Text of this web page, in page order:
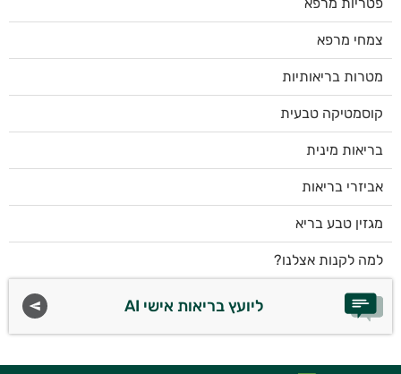
צמחי מרפא
מטרות בריאותיות
קוסמטיקה טבעית
בריאות מינית
אביזרי בריאות
מגזין טבע בריא
למה לקנות אצלנו?
ליועץ בריאות אישי AI